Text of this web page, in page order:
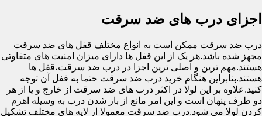
اجزای درب های ضد سرقت
درب ضد سرقت ممکن است به انواع مختلف قفل های ضد سرقت
مجهز شده باشد.هر یک از این قفل ها دارای میزان امنیت های متفاوتی
هستند.مهم ترین و اصلی ترین اجزا در درب ضد سرقت،قفل ها
هستند.بنابراین هنگام خرید درب ضد سرقت حتما به قفل آن توجه
کنید.علاوه بر این لولا در اکثر درب های ضد سرقت از خارج و یا از هر
دو طرف پنهان است و این امر مانع از باز شدن درب به وسیله اهرم
کردن لولا می شود.درب ضد سرقت معمولا از لایه های مختلف تشکیل